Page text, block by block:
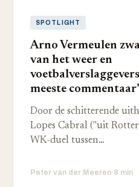
SPOTLIGHT
Arno Vermeulen
van het weer en
meeste commentaar’
Door de schitterende
Lopes Cabral ("uit
WK-duel tussen…
Peter van der Meeren·8 min